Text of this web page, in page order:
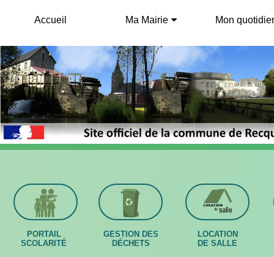
PORTAIL
SCOLARITÉ
GESTION DES
DÉCHETS
LOCATION
DE SALLE
Accueil Ma Mairie Mon